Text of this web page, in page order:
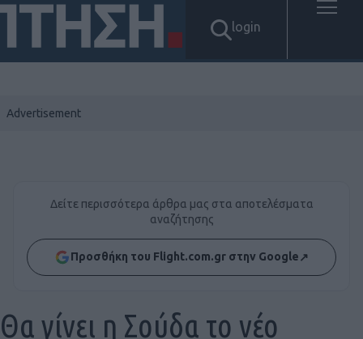
login
Δείτε περισσότερα άρθρα μας στα αποτελέσματα
αναζήτησης
Προσθήκη του Flight.com.gr στην Google↗
Θα γίνει η Σούδα το νέο